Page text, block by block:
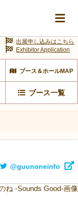
ブース＆ホールMAP
ブース一覧
出展申し込みはこちら
Exhibitor Application
@guunoneinfo